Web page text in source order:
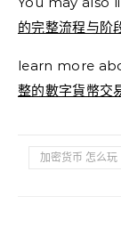
的完整流程与阶
learn more
整的數字貨幣交
加密货币 怎么玩